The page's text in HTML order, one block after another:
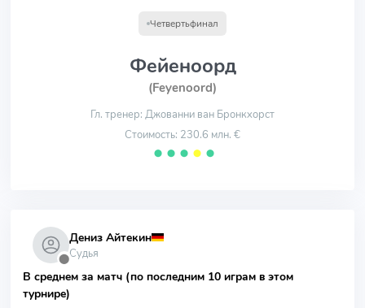
Четвертьфинал
Фейеноорд
(Feyenoord)
Гл. тренер: Джованни ван Бронкхорст
Стоимость: 230.6 млн. €
⬤ ⬤ ⬤ ⬤ ⬤
⬤
Дениз Айтекин
Судья
В среднем за матч (по последним 10 играм в этом
турнире)